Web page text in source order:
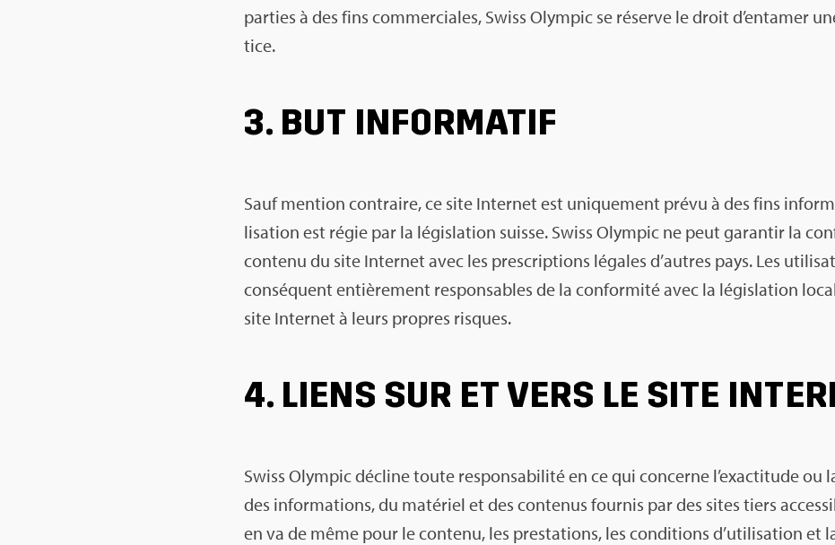
par­ties à des fins com­mer­ciales, Swiss Olym­pic se réserve le droit d’en­ta­mer
tice.
3. BUT INFOR­MA­TIF
Sauf men­tion contraire, ce site Inter­net est uni­que­ment prévu à des fins
li­sa­tion est régie par la légis­la­tion suisse. Swiss Olym­pic ne peut garan­tir la
contenu du site Inter­net avec les pres­crip­tions légales d’autres pays. Les
consé­quent entiè­re­ment res­pon­sables de la confor­mité avec la légis­la­tion
site Inter­net à leurs propres risques.
4. LIENS SUR ET VERS LE SITE
Swiss Olym­pic décline toute res­pon­sa­bi­lité en ce qui concerne l’exac­ti­tude ou
des infor­ma­tions, du maté­riel et des conte­nus four­nis par des sites tiers
en va de même pour le contenu, les pres­ta­tions, les condi­tions d’uti­li­sa­tion et